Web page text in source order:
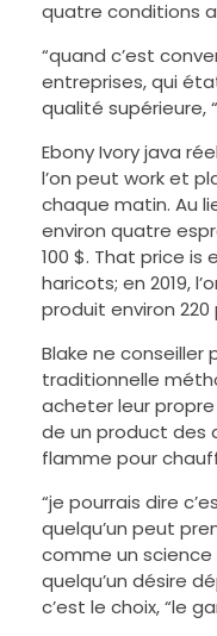
quatre conditions
“quand c’est
entreprises, qui
qualité supérieure,
Ebony Ivory java
l’on peut work et
chaque matin. Au
environ quatre
100 $. That price is
haricots; en 2019,
produit environ
Blake ne conseiller
traditionnelle
acheter leur
de un product des
flamme pour
“je pourrais dire
quelqu’un peut
comme un
quelqu’un désire
c’est le choix, “le